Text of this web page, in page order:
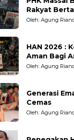
Rakyat
Oleh: Agung
HAN 2026 :
Aman Bagi
Sebatas
Oleh: Agung
Generasi
Cemas
Oleh: Agung